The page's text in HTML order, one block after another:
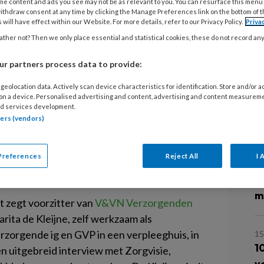
aandacht besteden aan de wensen
contracten aan te bieden, de
van de verzorgenden, en
ons de taken waarvoor we
te laten aan de
zegt voorzitter vanV&VN Verzorgenden
de Kleijne, zelf werkzaam als
ig en GVP in een verpleeghuis, in
uitgebreid interview met Zorgvisie,
content and ads you see may not be as relevant to you. You can resurface this
consent at any time by clicking the Manage Preferences link on the bottom of
will have effect within our Website. For more details, refer to our Privacy Policy.
not? Then we only place essential and statistical cookies, these do not record
partners process data to provide:
data. Actively scan device characteristics for identification. Store and/or
a device. Personalised advertising and content, advertising and content
services development.
(vendors)
Reject All I